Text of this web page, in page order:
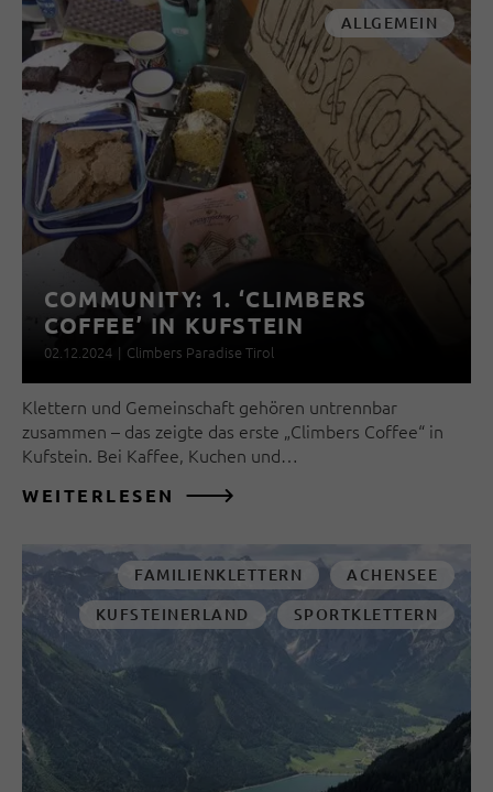
ALLGEMEIN
COMMUNITY: 1. ‘CLIMBERS
COFFEE’ IN KUFSTEIN
02.12.2024 | Climbers Paradise Tirol
Klettern und Gemeinschaft gehören untrennbar
zusammen – das zeigte das erste „Climbers Coffee“ in
Kufstein. Bei Kaffee, Kuchen und…
WEITERLESEN
FAMILIENKLETTERN
ACHENSEE
KUFSTEINERLAND
SPORTKLETTERN